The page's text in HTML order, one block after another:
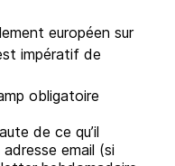
européen sur
impératif de
obligatoire
de ce qu’il
email (si